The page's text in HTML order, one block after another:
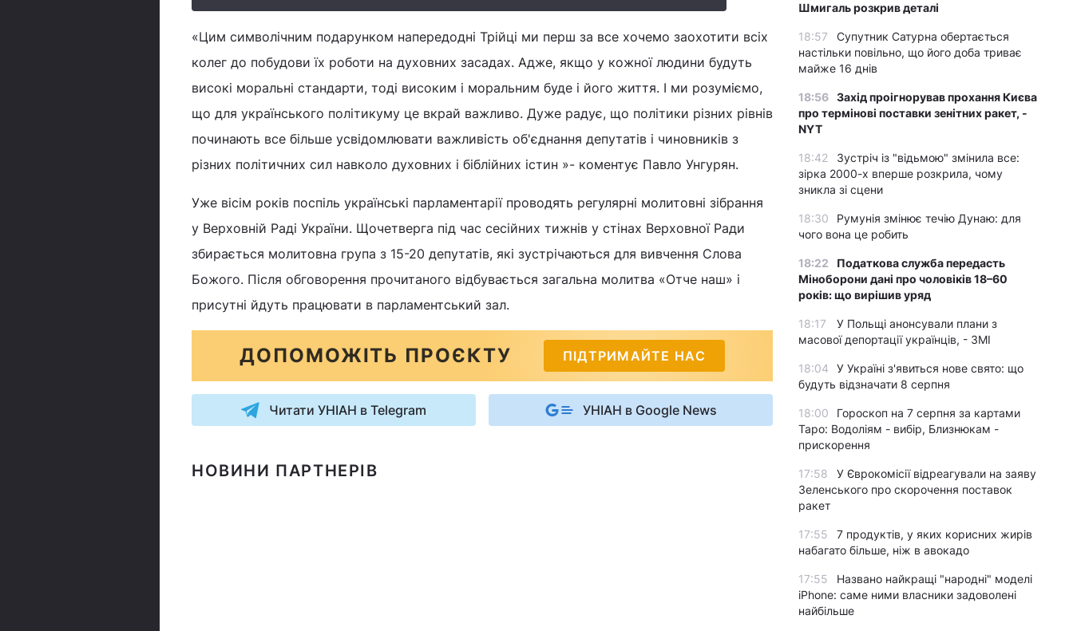
«Цим символічним подарунком напередодні Трійці ми перш за все хочемо заохотити всіх
колег до побудови їх роботи на духовних засадах. Адже, якщо у кожної людини будуть
високі моральні стандарти, тоді високим і моральним буде і його життя. І ми розуміємо,
що для українського політикуму це вкрай важливо. Дуже радує, що політики різних рівнів
починають все більше усвідомлювати важливість об'єднання депутатів і чиновників з
різних політичних сил навколо духовних і біблійних істин »- коментує Павло Унгурян.
Уже вісім років поспіль українські парламентарії проводять регулярні молитовні зібрання
у Верховній Раді України. Щочетверга під час сесійних тижнів у стінах Верховної Ради
збирається молитовна група з 15-20 депутатів, які зустрічаються для вивчення Слова
Божого. Після обговорення прочитаного відбувається загальна молитва «Отче наш» і
присутні йдуть працювати в парламентський зал.
ДОПОМОЖІТЬ ПРОЄКТУ ПІДТРИМАЙТЕ НАС
Читати УНІАН в Telegram УНІАН в Google News
НОВИНИ ПАРТНЕРІВ
Шмигаль розкрив деталі
18:57
Супутник Сатурна обертається
настільки повільно, що його доба триває
майже 16 днів
18:56 Захід проігнорував прохання Києва
про термінові поставки зенітних ракет, -
NYT
18:42
Зустріч із "відьмою" змінила все:
зірка 2000-х вперше розкрила, чому
зникла зі сцени
18:30
Румунія змінює течію Дунаю: для
чого вона це робить
18:22
Податкова служба передасть
Міноборони дані про чоловіків 18–60
років: що вирішив уряд
18:17
У Польщі анонсували плани з
масової депортації українців, - ЗМІ
18:04
У Україні з'явиться нове свято: що
будуть відзначати 8 серпня
18:00
Гороскоп на 7 серпня за картами
Таро: Водоліям - вибір, Близнюкам -
прискорення
17:58
У Єврокомісії відреагували на заяву
Зеленського про скорочення поставок
ракет
17:55
7 продуктів, у яких корисних жирів
набагато більше, ніж в авокадо
17:55
Названо найкращі "народні" моделі
iPhone: саме ними власники задоволені
найбільше